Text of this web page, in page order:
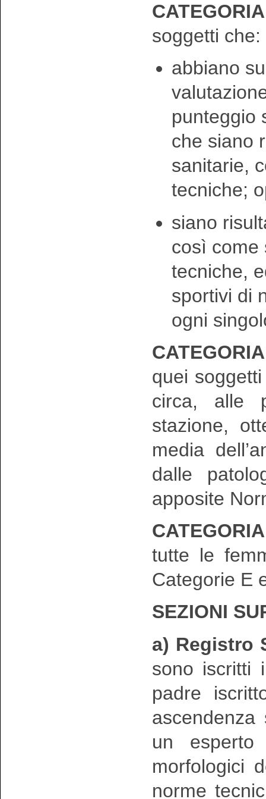
soggetti che:
abbiano
punteggio
che siano
sanitarie,
tecniche;
siano
così come
tecniche,
sportivi di
ogni
quei
circa, alle
stazione,
media
dalle
apposite
tutte le
Categorie E
SEZIONI
a) Registro
sono iscritti
padre
un
morfologici
norme